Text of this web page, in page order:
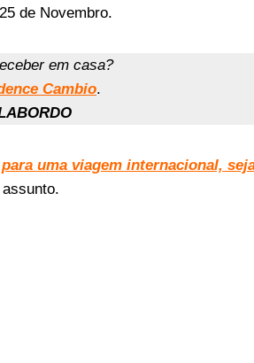
de Novembro.
em casa?
Cambio.
uma viagem internacional,